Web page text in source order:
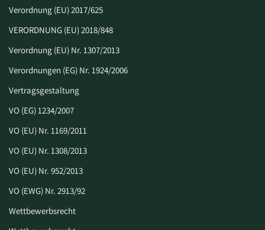
Verordnung (EU) 2017/625
VERORDNUNG (EU) 2018/848
Verordnung (EU) Nr. 1307/2013
Verordnungen (EG) Nr. 1924/2006
Vertragsgestaltung
VO (EG) 1234/2007
VO (EU) Nr. 1169/2011
VO (EU) Nr. 1308/2013
VO (EU) Nr. 952/2013
VO (EWG) Nr. 2913/92
Wettbewerbsrecht